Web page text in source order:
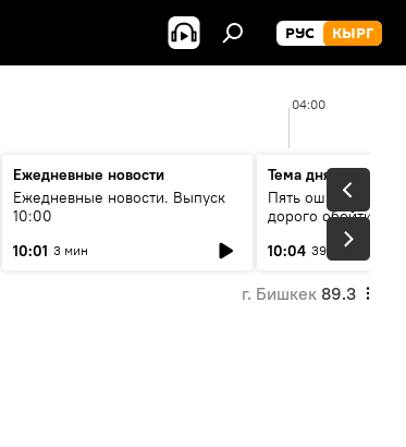
РУС КЫРГ
04:00
Ежедневные новости
Ежедневные новости. Выпуск
10:00
10:01 3 мин
Тема дня
Пять ошибок
дорого обойтись
10:04 39 мин
г. Бишкек 89.3